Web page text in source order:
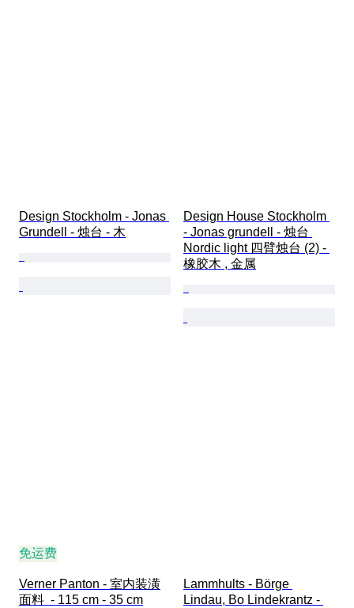
Design Stockholm - Jonas
Grundell - 烛台 - 木
Design House Stockholm
- Jonas grundell - 烛台
Nordic light 四臂烛台 (2) -
橡胶木 , 金属
免运费
Verner Panton - 室内装潢
面料  - 115 cm - 35 cm
Lammhults - Börge
Lindau, Bo Lindekrantz -